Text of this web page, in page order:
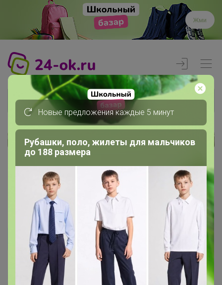
Жми
Реклама
Члены клуба
Захарова Юлия
Захарова Юлия
Магистр
Новые предложения каждые 5 минут
Рубашки, поло, жилеты для мальчиков
до 188 размера